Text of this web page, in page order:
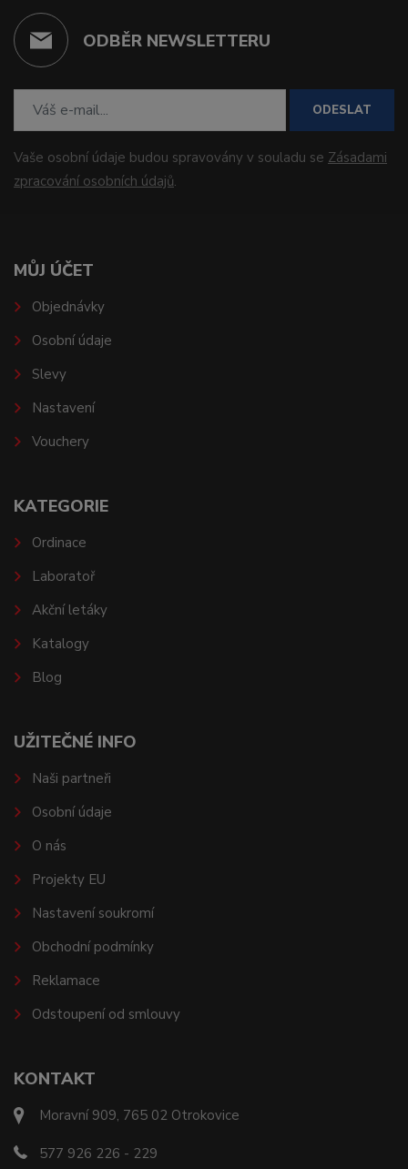
ODBĚR NEWSLETTERU
ODESLAT
Vaše osobní údaje budou spravovány v souladu se Zásadami
zpracování osobních údajů.
KONTAKT
Moravní 909, 765 02 Otrokovice
577 926 226 - 229
MŮJ ÚČET
Objednávky
Osobní údaje
Slevy
Nastavení
Vouchery
KATEGORIE
Ordinace
Laboratoř
Akční letáky
Katalogy
Blog
UŽITEČNÉ INFO
Naši partneři
Osobní údaje
O nás
Projekty EU
Nastavení soukromí
Obchodní podmínky
Reklamace
Odstoupení od smlouvy